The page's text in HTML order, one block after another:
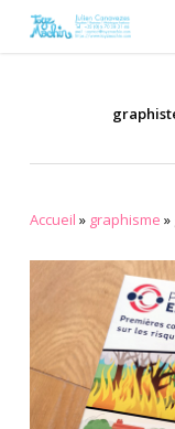
Accueil » graphisme »